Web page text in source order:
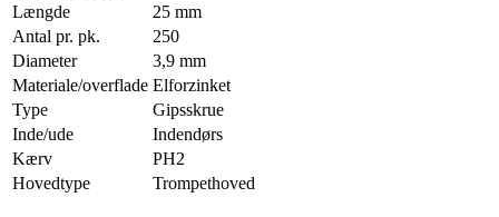
Længde
25 mm
Antal pr. pk.
250
Diameter
3,9 mm
Materiale/overflade Elforzinket
Type
Gipsskrue
Inde/ude
Indendørs
Kærv
PH2
Hovedtype
Trompethoved